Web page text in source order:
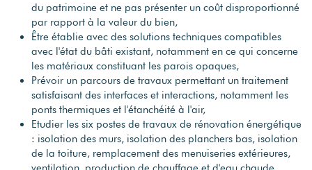
du patrimoine et ne pas présenter un coût disproportionné
par rapport à la valeur du bien,
Être établie avec des solutions techniques compatibles
avec l'état du bâti existant, notamment en ce qui concerne
les matériaux constituant les parois opaques,
Prévoir un parcours de travaux permettant un traitement
satisfaisant des interfaces et interactions, notamment les
ponts thermiques et l'étanchéité à l'air,
Etudier les six postes de travaux de rénovation énergétique
: isolation des murs, isolation des planchers bas, isolation
de la toiture, remplacement des menuiseries extérieures,